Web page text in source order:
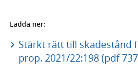
Ladda ner:
Stärkt rätt till skadestånd
prop. 2021/22:198 (pdf